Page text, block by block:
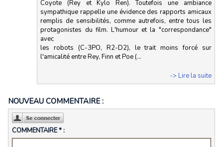
Coyote (Rey et Kylo Ren). Toutefois une ambiance
sympathique rappelle une évidence des rapports amicaux
remplis de sensibilités, comme autrefois, entre tous les
protagonistes du film. L'humour et la "correspondance"
avec
les robots (C-3PO, R2-D2), le trait moins forcé sur
l'amicalité entre Rey, Finn et Poe (...
-> Lire la suite
NOUVEAU COMMENTAIRE :
COMMENTAIRE * :